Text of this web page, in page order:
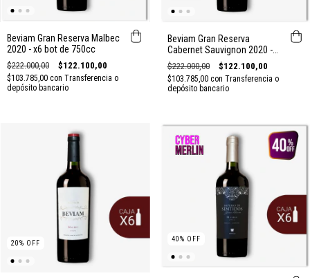
Beviam Gran Reserva Malbec
2020 - x6 bot de 750cc
$222.000,00 $122.100,00
$103.785,00 con Transferencia o
depósito bancario
Beviam Gran Reserva
Cabernet Sauvignon 2020 -
x6 bot de 750cc
$222.000,00 $122.100,00
$103.785,00 con Transferencia o
depósito bancario
20% OFF
40% OFF